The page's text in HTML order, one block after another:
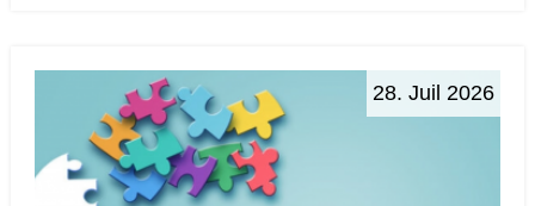
28. Juil 2026